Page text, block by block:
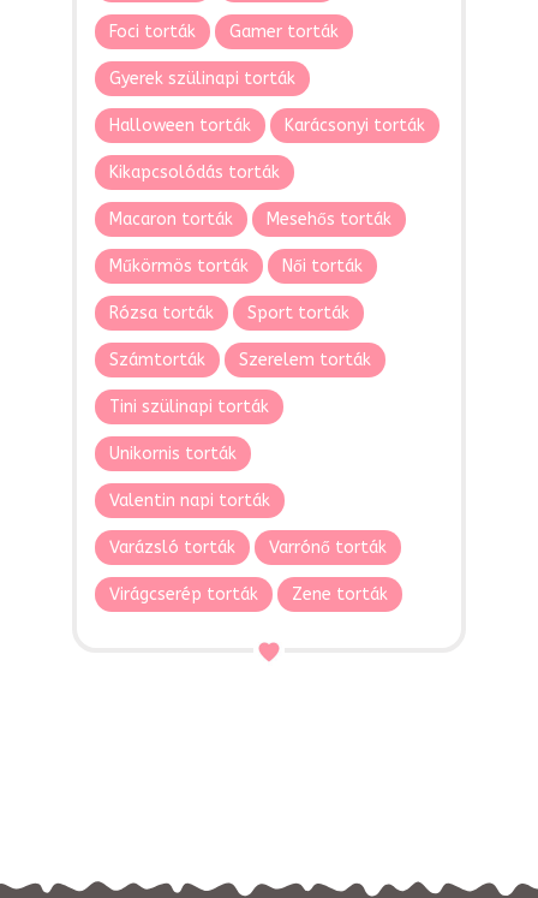
Foci torták Gamer torták
Gyerek szülinapi torták
Halloween torták Karácsonyi torták
Kikapcsolódás torták
Macaron torták Mesehős torták
Műkörmös torták Női torták
Rózsa torták Sport torták
Számtorták Szerelem torták
Tini szülinapi torták
Unikornis torták
Valentin napi torták
Varázsló torták Varrónő torták
Virágcserép torták Zene torták